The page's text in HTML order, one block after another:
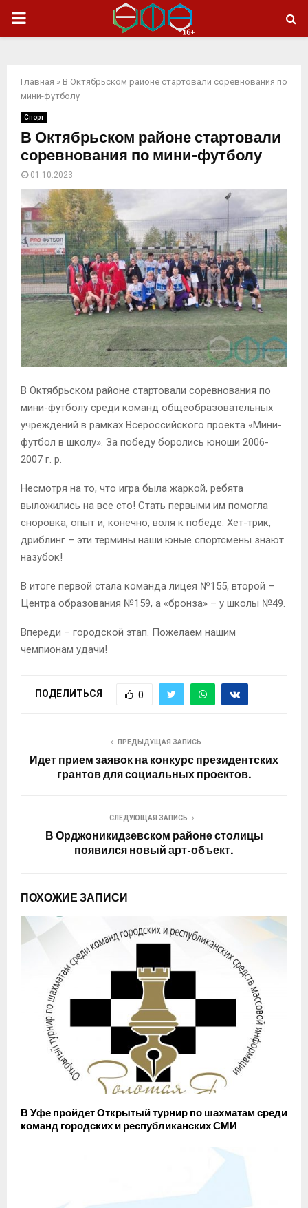
ОСНОВНОЕ
Главная » В Октябрьском районе стартовали соревнования по
мини-футболу
Спорт
В Октябрьском районе стартовали
соревнования по мини-футболу
01.10.2023
В Октябрьском районе стартовали соревнования по
мини-футболу среди команд общеобразовательных
учреждений в рамках Всероссийского проекта «Мини-
футбол в школу». За победу боролись юноши 2006-
2007 г. р.
Несмотря на то, что игра была жаркой, ребята
выложились на все сто! Стать первыми им помогла
сноровка, опыт и, конечно, воля к победе. Хет-трик,
дриблинг – эти термины наши юные спортсмены знают
назубок!
В итоге первой стала команда лицея №155, второй –
Центра образования №159, а «бронза» – у школы №49.
Впереди – городской этап. Пожелаем нашим
чемпионам удачи!
ПОДЕЛИТЬСЯ 0
ПРЕДЫДУЩАЯ ЗАПИСЬ
Идет прием заявок на конкурс президентских
грантов для социальных проектов.
СЛЕДУЮЩАЯ ЗАПИСЬ
В Орджоникидзевском районе столицы
появился новый арт-объект.
ПОХОЖИЕ ЗАПИСИ
В Уфе пройдет Открытый турнир по шахматам среди
команд городских и республиканских СМИ